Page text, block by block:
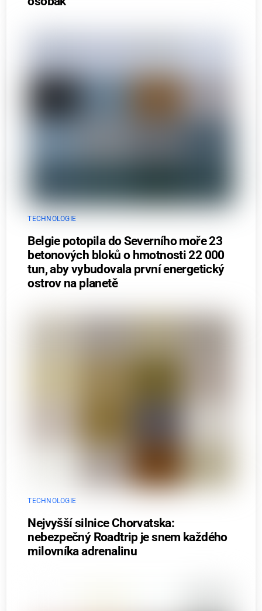
TECHNOLOGIE
Belgie potopila do Severního moře 23
betonových bloků o hmotnosti 22 000
tun, aby vybudovala první energetický
ostrov na planetě
TECHNOLOGIE
Nejvyšší silnice Chorvatska:
nebezpečný Roadtrip je snem každého
milovníka adrenalinu